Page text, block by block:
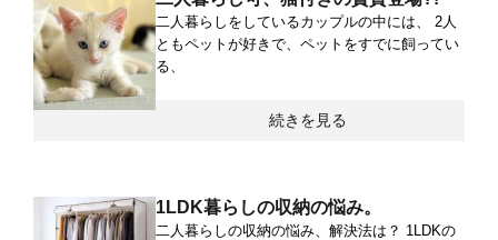
二人暮らしをしているカップルの中には、 2人
ともペットが好きで、ペットをすでに飼ってい
る、
続きを見る
1LDK暮らしの収納の悩み。
二人暮らしの収納の悩み、解決法は？ 1LDKの